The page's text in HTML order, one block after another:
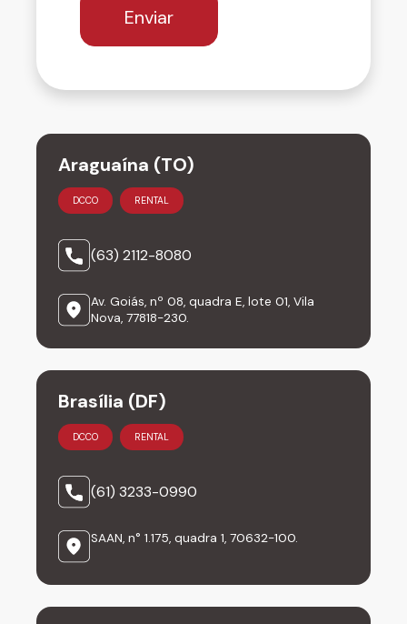
Enviar
Araguaína (TO)
DCCO RENTAL
(63) 2112-8080
Av. Goiás, nº 08, quadra E, lote 01, Vila
Nova, 77818-230.
Brasília (DF)
DCCO RENTAL
(61) 3233-0990
SAAN, n° 1.175, quadra 1, 70632-100.